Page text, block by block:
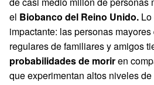
el Biobanco del Reino Unido.
impactante: las personas
regulares de familiares y amigos
probabilidades de moriren
que experimentan altos niveles